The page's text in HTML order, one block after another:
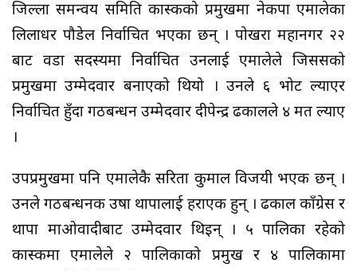
जिल्ला समन्वय समिति कास्कीको प्रमुखमा नेकपा एमालेका
लिलाधर पौडेल निर्वाचित भएका छन् । पोखरा महानगर २२
बाट वडा सदस्यमा निर्वाचित उनलाई एमालेले जिससको
प्रमुखमा उम्मेदवार बनाएको थियो । उनले ६ भोट ल्याएर
निर्वाचित हुँदा गठबन्धन उम्मेदवार दीपेन्द्र ढकालले ४ मत ल्याए
।
उपप्रमुखमा पनि एमालेकै सरिता कुमाल विजयी भएकी छन् ।
उनले गठबन्धनकी उषा थापालाई हराएकी हुन् । ढकाल काँग्रेस र
थापा माओवादीबाट उम्मेदवार थिइन् । ५ पालिका रहेको
कास्कीमा एमालेले २ पालिकाको प्रमुख र ४ पालिकामा